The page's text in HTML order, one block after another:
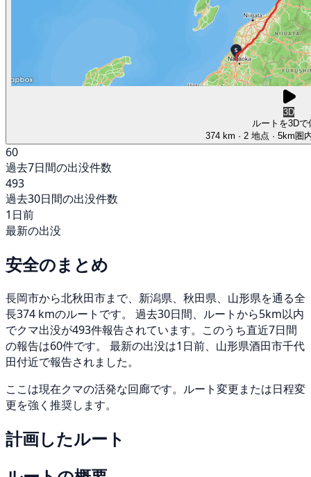
3D
ルートを3Dで
374 km · 2 地点 · 5km圏
60
過去7日間の出没件数
493
過去30日間の出没件数
1日前
最新の出没
安全のまとめ
長岡市から北秋田市まで、新潟県、秋田県、山形県を通る全
長374 kmのルートです。 過去30日間、ルートから5km以内
でクマ出没が493件報告されています。このうち直近7日間
の報告は60件です。 最新の出没は1日前、山形県酒田市千代
田付近で報告されました。
ここは現在クマの活発な回廊です。ルート変更または日程変
更を強く推奨します。
計画したルート